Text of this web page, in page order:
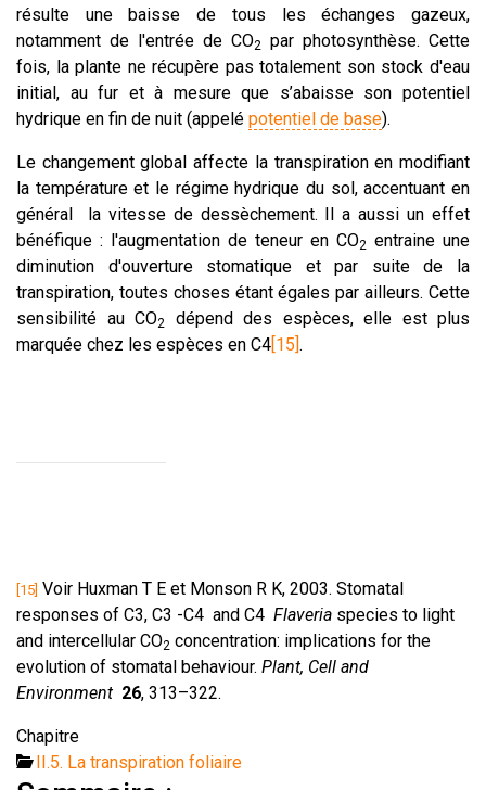
résulte une baisse de tous les échanges gazeux,
notamment de l'entrée de CO2 par photosynthèse. Cette
fois, la plante ne récupère pas totalement son stock d'eau
initial, au fur et à mesure que s’abaisse son potentiel
hydrique en fin de nuit (appelé potentiel de base).
Le changement global affecte la transpiration en modifiant
la température et le régime hydrique du sol, accentuant en
général la vitesse de dessèchement. Il a aussi un effet
bénéfique : l'augmentation de teneur en CO2 entraine une
diminution d'ouverture stomatique et par suite de la
transpiration, toutes choses étant égales par ailleurs. Cette
sensibilité au CO2
dépend des espèces, elle est plus
marquée chez les espèces en C4[15].
[15] Voir Huxman T E et Monson R K, 2003. Stomatal
responses of C3, C3 -C4 and C4 Flaveria species to light
and intercellular CO2 concentration: implications for the
evolution of stomatal behaviour. Plant, Cell and
Environment 26, 313–322.
Chapitre
II.5. La transpiration foliaire